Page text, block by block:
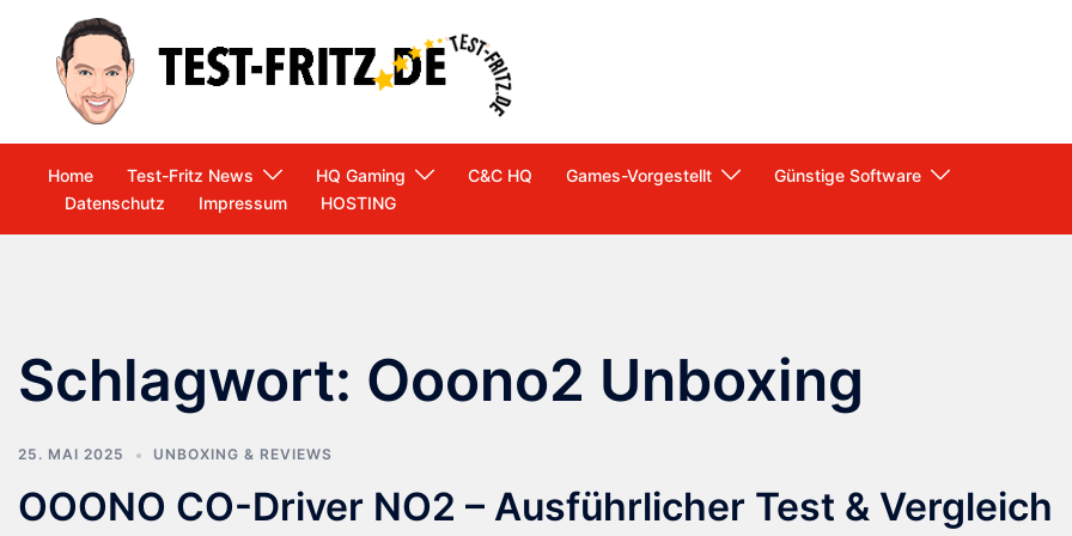
springen
Home Test-Fritz News HQ Gaming C&C HQ Games-Vorgestellt
Günstige Software
Datenschutz
Impressum HOSTING
Schlagwort: Ooono2 Unboxing
25. MAI 2025 UNBOXING & REVIEWS
OOONO CO-Driver NO2 – Ausführlicher Test & Vergleich